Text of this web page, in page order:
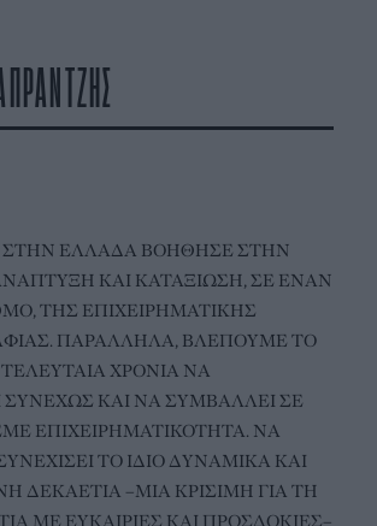
ΣΤΗΝ ΕΛΛΑΔΑ ΒΟΗΘΗΣΕ ΣΤΗΝ
ΚΑΙ ΚΑΤΑΞΙΩΣΗ, ΣΕ ΕΝΑΝ
ΤΗΣ ΕΠΙΧΕΙΡΗΜΑΤΙΚΗΣ
ΠΑΡΑΛΛΗΛΑ, ΒΛΕΠΟΥΜΕ ΤΟ
ΤΕΛΕΥΤΑΙΑ ΧΡΟΝΙΑ ΝΑ
ΚΑΙ ΝΑ ΣΥΜΒΑΛΛΕΙ ΣΕ
ΕΠΙΧΕΙΡΗΜΑΤΙΚΟΤΗΤΑ. ΝΑ
ΤΟ ΙΔΙΟ ΔΥΝΑΜΙΚΑ ΚΑΙ
ΔΕΚΑΕΤΙΑ –ΜΙΑ ΚΡΙΣΙΜΗ ΓΙΑ ΤΗ
ΜΕ ΕΥΚΑΙΡΙΕΣ ΚΑΙ ΠΡΟΣΔΟΚΙΕΣ–